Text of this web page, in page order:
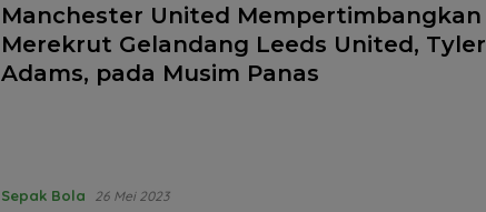
Manchester United Mempertimbangkan
Merekrut Gelandang Leeds United, Tyler
Adams, pada Musim Panas
Sepak Bola 26 Mei 2023